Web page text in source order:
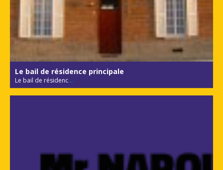
Le bail de résidence principale
Le bail de résidenc...